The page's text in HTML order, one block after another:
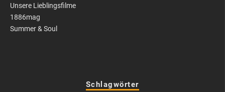
Unsere Lieblingsfilme
1886mag
Summer & Soul
Schlagwörter